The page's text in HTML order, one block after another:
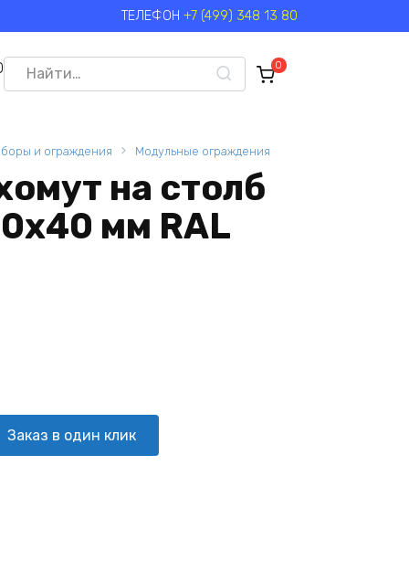
ТЕЛЕФОН +7 (499) 348 13 80
Search
for:
0
и ограждения Модульные ограждения
на столб
мм RAL
Заказ в один клик